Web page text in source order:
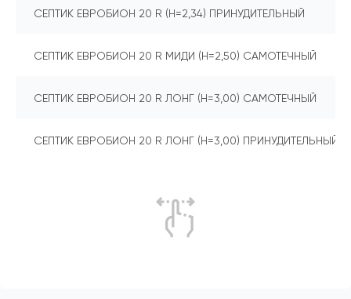
СЕПТИК ЕВРОБИОН 20 R (Н=2,34) ПРИНУДИТЕЛЬНЫЙ
СЕПТИК ЕВРОБИОН 20 R МИДИ (Н=2,50) САМОТЕЧНЫЙ
СЕПТИК ЕВРОБИОН 20 R ЛОНГ (Н=3,00) САМОТЕЧНЫЙ
СЕПТИК ЕВРОБИОН 20 R ЛОНГ (Н=3,00) ПРИНУДИТЕЛЬНЫЙ